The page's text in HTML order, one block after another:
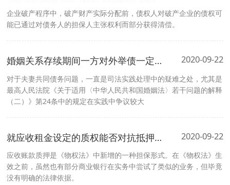
企业破产程序中，破产财产实际分配前，债权人对破产企业的债权可
能已通过对债务人的担保人主张权利而部分获得清偿。
婚姻关系存续期间一方对外举债一定是夫妻共同债务吗 2020-09-22
对于夫妻共同债务问题，一直是司法实践处理中的疑难之处，尤其是
最高人民法院《关于适用〈中华人民共和国婚姻法〉若干问题的解释
（二）》第24条中的规定在实践中争议较大
就应收租金设定的质权能否对抗抵押权人关于抵押物租金孳息的主张 2020-09-22
应收账款质押是《物权法》中新增的一种担保形式。在《物权法》生
效之前，虽然也有部分商业银行在实务中尝试了类似的业务，但毕竟
没有明确的法律依据。